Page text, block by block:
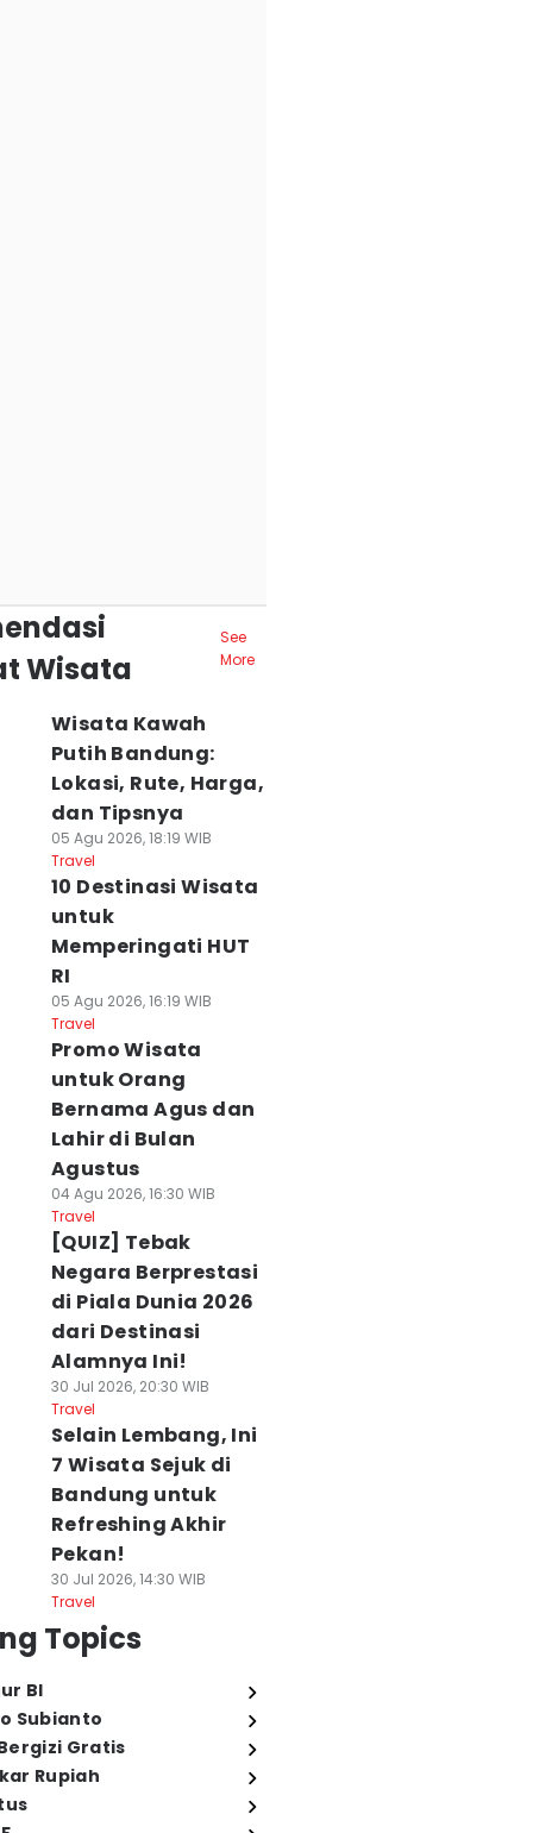
Wisata
See
More
Wisata Kawah
Putih Bandung:
Lokasi, Rute, Harga,
dan Tipsnya
05 Agu 2026, 18:19 WIB
Travel
10 Destinasi Wisata
untuk
Memperingati HUT
RI
05 Agu 2026, 16:19 WIB
Travel
Promo Wisata
untuk Orang
Bernama Agus dan
Lahir di Bulan
Agustus
04 Agu 2026, 16:30 WIB
Travel
[QUIZ] Tebak
Negara Berprestasi
di Piala Dunia 2026
dari Destinasi
Alamnya Ini!
30 Jul 2026, 20:30 WIB
Travel
Selain Lembang, Ini
7 Wisata Sejuk di
Bandung untuk
Refreshing Akhir
Pekan!
30 Jul 2026, 14:30 WIB
Travel
Topics
BI
Subianto
Gratis
Rupiah